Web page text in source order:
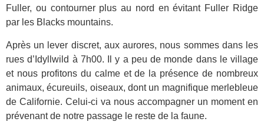
Fuller, ou contourner plus au nord en évitant Fuller Ridge
par les Blacks mountains.
Après un lever discret, aux aurores, nous sommes dans les
rues d’Idyllwild à 7h00. Il y a peu de monde dans le village
et nous profitons du calme et de la présence de nombreux
animaux, écureuils, oiseaux, dont un magnifique merlebleue
de Californie. Celui-ci va nous accompagner un moment en
prévenant de notre passage le reste de la faune.